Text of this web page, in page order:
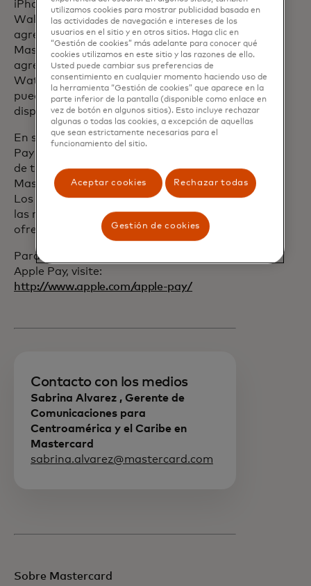
iPhone, es necesario abrir la aplicación
Wallet, tocar + y seguir los pasos para
agregar tarjetas de crédito o débito
Mastercard. Una vez que un cliente
agregue una tarjeta al iPhone, Apple
Watch, iPad, Mac y Apple Vision Pro,
puede comenzar a usar Apple Pay en ese
dispositivo de inmediato.
En su lanzamiento en Puerto Rico, Apple
Pay estará disponible para los titulares
de tarjetas de crédito y débito
Mastercard de los bancos participantes.
Los clientes comenzarán a recibir todas
las recompensas y beneficios que
ofrecen sus tarjetas Mastercard.
Para obtener más información sobre
Apple Pay, visite:
http://www.apple.com/apple-pay/
Contacto con los medios
Sabrina Alvarez , Gerente de
Comunicaciones para
Centroamérica y el Caribe en
Mastercard
sabrina.alvarez@mastercard.com
Sobre Mastercard
utilizamos cookies para mostrar publicidad basada en
las actividades de navegación e intereses de los
usuarios en el sitio y en otros sitios. Haga clic en
“Gestión de cookies” más adelante para conocer qué
cookies utilizamos en este sitio y las razones de ello.
Usted puede cambiar sus preferencias de
consentimiento en cualquier momento haciendo uso de
la herramienta “Gestión de cookies” que aparece en la
parte inferior de la pantalla (disponible como enlace en
vez de botón en algunos sitios). Esto incluye rechazar
algunas o todas las cookies, a excepción de aquellas
que sean estrictamente necesarias para el
funcionamiento del sitio.
Aceptar cookies Rechazar todas
Gestión de cookies